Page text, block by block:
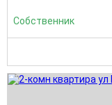
Собственник